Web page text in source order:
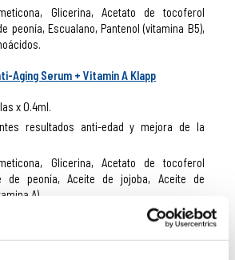
Glicerina, Acetato de tocoferol
peonía, Escualano, Pantenol (vitamina B5),
Aging Serum + Vitamin A Klapp
x 0.4ml.
resultados anti-edad y mejora de la
Glicerina, Acetato de tocoferol
de peonía, Aceite de jojoba, Aceite de
A).